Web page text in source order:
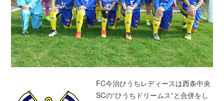
FC今治ひうちレディースは西条中央
SCの“ひうちドリームス”と合併をし